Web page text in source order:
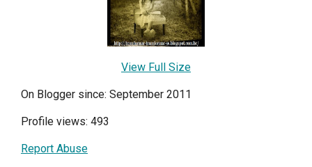
View Full Size
On Blogger since: September 2011
Profile views: 493
Report Abuse